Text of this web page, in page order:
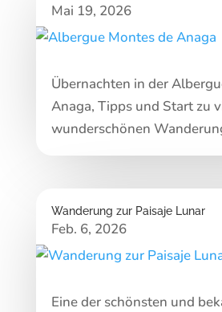
Mai 19, 2026
Übernachten in der
Anaga, Tipps und Start zu
wunderschönen
Wanderung zur Paisaje Lunar
Feb. 6, 2026
Eine der schönsten und